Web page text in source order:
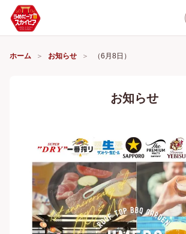
ホーム お知らせ （6月8日）
お知らせ